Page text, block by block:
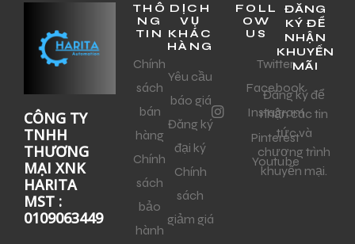
CÔNG TY
TNHH
THƯƠNG
MẠI XNK
HARITA
MST :
0109063449
THÔ
NG
TIN
Chính
sách
bán
hàng
Chính
sách
bảo
hành
DỊCH
VỤ
KHÁC
HÀNG
Yêu cầu
báo giá
Đăng ký
đại ký
Chính
sách
giảm giá
FOLL
OW
US
Twitter
Facebook
Instagram
Pinterest
Youtube
ĐĂNG
KÝ ĐỂ
NHẬN
KHUYẾN
MÃI
Đăng ký để
nhận các tin
tức và
chương trình
khuyến mại.